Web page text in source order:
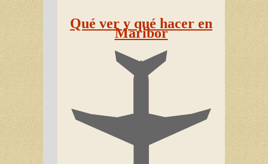
Qué ver y qué hacer en
Maribor